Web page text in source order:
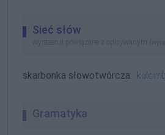
Sieć słów
wyrażenia powiązane z opisywanym (
skarbonka słowotwórcza:
Gramatyka